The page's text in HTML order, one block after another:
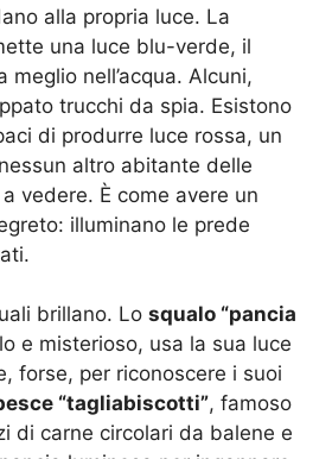
alla propria luce. La
una luce blu-verde, il
meglio nell’acqua. Alcuni,
trucchi da spia. Esistono
di produrre luce rossa, un
altro abitante delle
vedere. È come avere un
illuminano le prede
brillano. Lo squalo “pancia
e misterioso, usa la sua luce
forse, per riconoscere i suoi
“tagliabiscotti”, famoso
di carne circolari da balene e